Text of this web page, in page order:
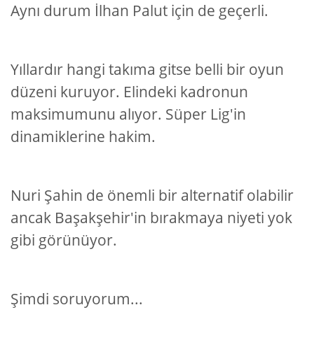
Aynı durum İlhan Palut için de geçerli.
Yıllardır hangi takıma gitse belli bir oyun
düzeni kuruyor. Elindeki kadronun
maksimumunu alıyor. Süper Lig'in
dinamiklerine hakim.
Nuri Şahin de önemli bir alternatif olabilir
ancak Başakşehir'in bırakmaya niyeti yok
gibi görünüyor.
Şimdi soruyorum...